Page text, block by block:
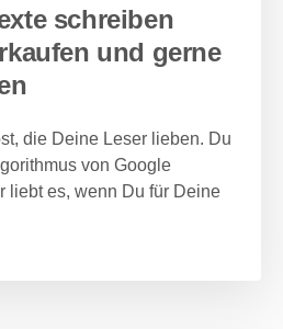
schreiben
und gerne
die Deine Leser lieben. Du
von Google
liebt es, wenn Du für Deine